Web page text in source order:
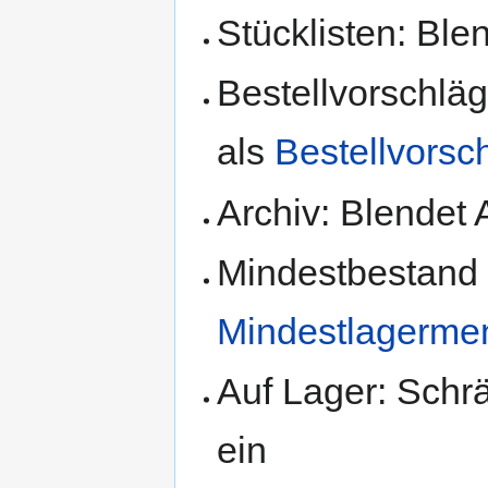
Stücklisten:
als
Archiv: Blendet
Auf Lager:
ein